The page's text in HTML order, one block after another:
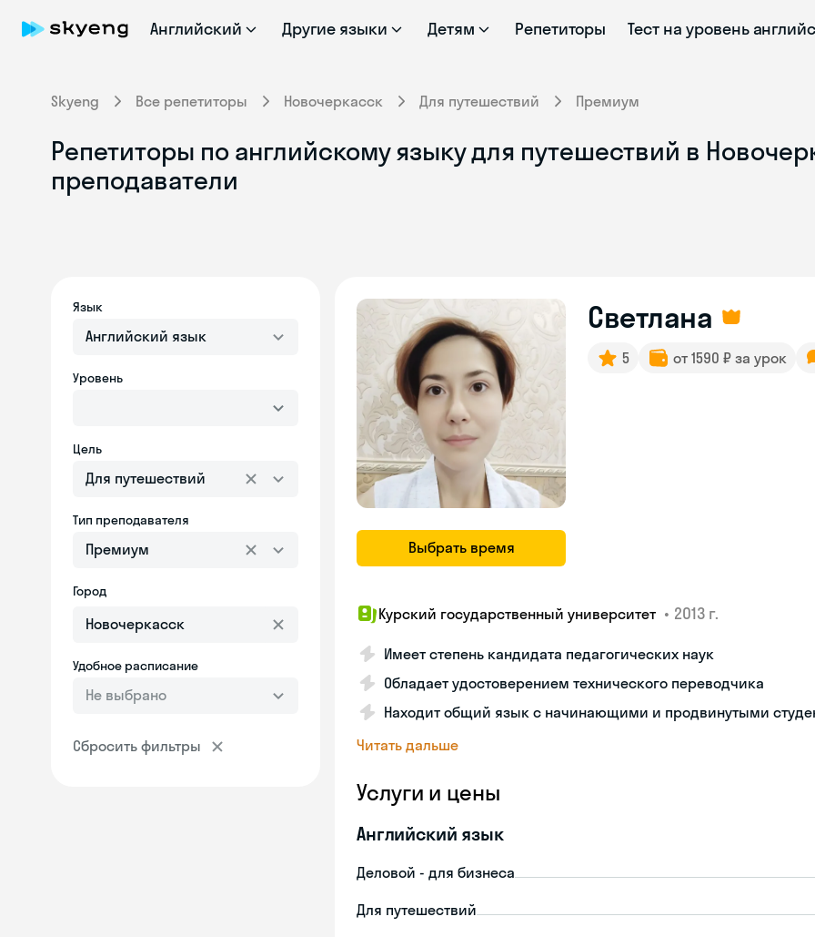
Английский Другие языки Детям Репетиторы Тест на уровень
Skyeng Все репетиторы Новочеркасск Для путешествий Премиум
Репетиторы по английскому языку для путешествий в
преподаватели
Язык
Английский язык
Уровень
Цель
Для путешествий
Тип преподавателя
Премиум
Город
Удобное расписание
Не выбрано
Сбросить фильтры
Выбрать время
Светлана
5 от 1590 ₽ за урок
Курский государственный университет • 2013 г.
Имеет степень кандидата педагогических наук
Обладает удостоверением технического переводчика
Находит общий язык с начинающими и продвинутыми
Читать дальше
Услуги и цены
Английский язык
Деловой - для бизнеса
Для путешествий